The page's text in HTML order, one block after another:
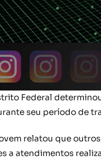
Federal
seu período de
relatou que
a atendimentos